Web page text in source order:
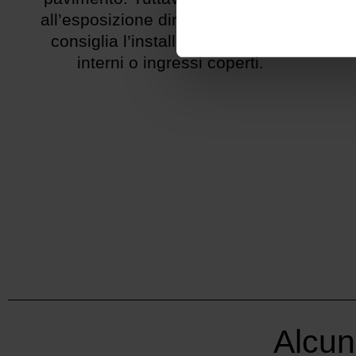
all’esposizione diretta all’acqua: si
consiglia l’installazione in spazi
interni o ingressi coperti.